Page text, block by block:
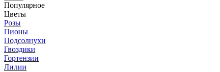
Популярное
Цветы
Розы
Пионы
Подсолнухи
Гвоздики
Гортензии
Лилии